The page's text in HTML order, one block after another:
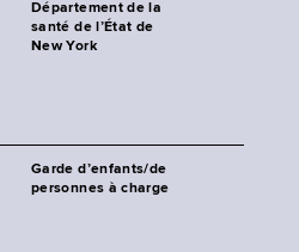
Département de la
santé de l’État de
New York
Garde d’enfants/de
personnes à charge